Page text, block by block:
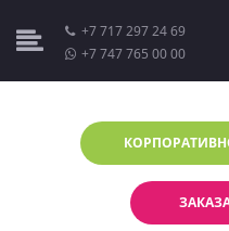
+7 717 297 24 69
+7 747 765 00 00